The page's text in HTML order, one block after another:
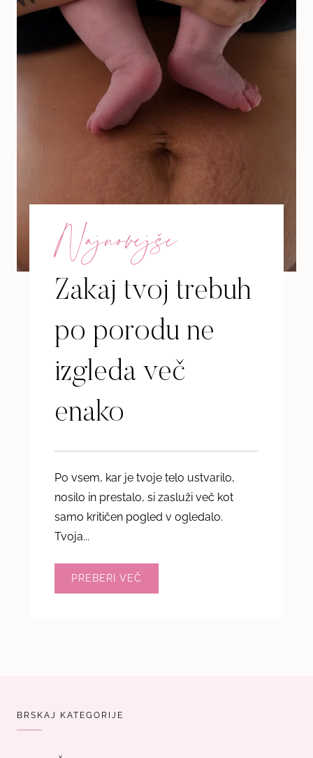
Najnovejše
Zakaj tvoj trebuh
po porodu ne
izgleda več
enako
Po vsem, kar je tvoje telo ustvarilo,
nosilo in prestalo, si zasluži več kot
samo kritičen pogled v ogledalo.
Tvoja...
PREBERI VEČ
BRSKAJ KATEGORIJE